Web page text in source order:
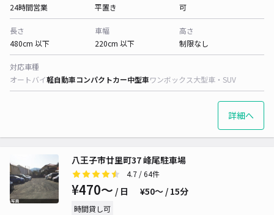
24時間営業
平置き
可
長さ
480cm 以下
車幅
220cm 以下
高さ
制限なし
対応車種
オートバイ軽自動車コンパクトカー中型車ワンボックス大型車・SUV
詳細へ
八王子市廿里町37 峰尾駐車場
4.7 / 64件
¥470〜 / 日 ¥50〜 / 15分
時間貸し可